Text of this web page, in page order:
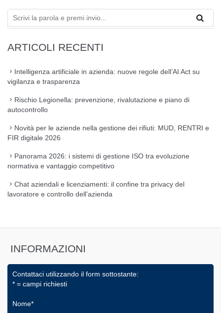
ARTICOLI RECENTI
Intelligenza artificiale in azienda: nuove regole dell’AI Act su
vigilanza e trasparenza
Rischio Legionella: prevenzione, rivalutazione e piano di
autocontrollo
Novità per le aziende nella gestione dei rifiuti: MUD, RENTRI e
FIR digitale 2026
Panorama 2026: i sistemi di gestione ISO tra evoluzione
normativa e vantaggio competitivo
Chat aziendali e licenziamenti: il confine tra privacy del
lavoratore e controllo dell’azienda
INFORMAZIONI
Contattaci utilizzando il form sottostante:
* = campi richiesti
Nome*